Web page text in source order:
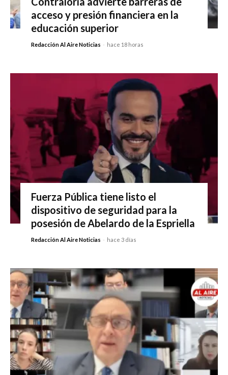
acceso y presión financiera en la
educación superior
Redacción Al Aire Noticias - hace 18 horas
Fuerza Pública tiene listo el
dispositivo de seguridad para la
posesión de Abelardo de la Espriella
Redacción Al Aire Noticias - hace 3 días